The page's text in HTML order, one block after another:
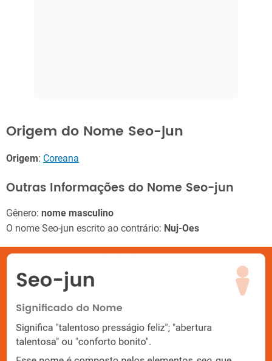
Origem do Nome Seo-jun
Origem: Coreana
Outras Informações do Nome Seo-jun
Gênero: nome masculino
O nome Seo-jun escrito ao contrário: Nuj-Oes